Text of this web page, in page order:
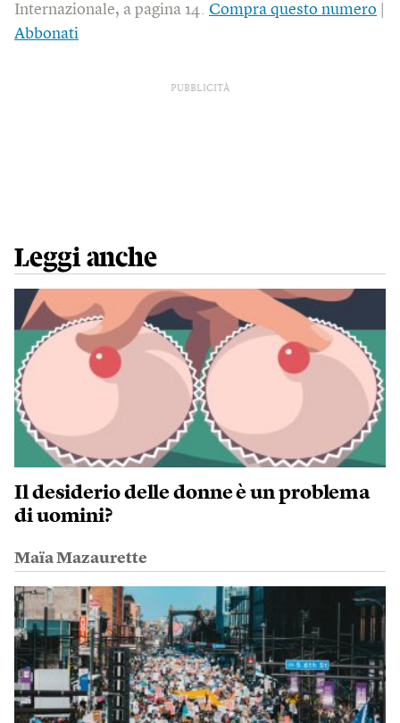
Internazionale, a pagina 14. Compra questo numero
Abbonati
PUBBLICITÀ
Leggi anche
Il desiderio delle donne è un problema
di uomini?
Maïa Mazaurette